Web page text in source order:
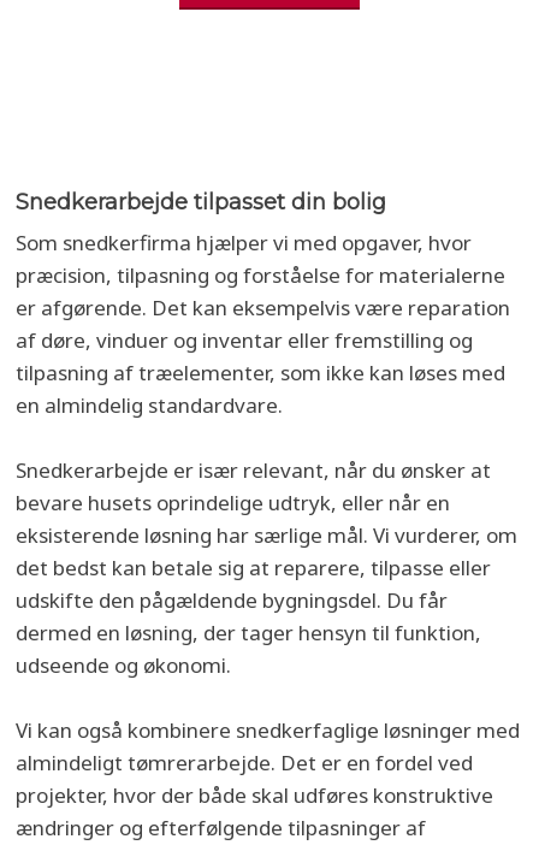
Snedkerarbejde tilpasset din bolig
Som snedkerfirma hjælper vi med opgaver, hvor
præcision, tilpasning og forståelse for materialerne
er afgørende. Det kan eksempelvis være reparation
af døre, vinduer og inventar eller fremstilling og
tilpasning af træelementer, som ikke kan løses med
en almindelig standardvare.
Snedkerarbejde er især relevant, når du ønsker at
bevare husets oprindelige udtryk, eller når en
eksisterende løsning har særlige mål. Vi vurderer, om
det bedst kan betale sig at reparere, tilpasse eller
udskifte den pågældende bygningsdel. Du får
dermed en løsning, der tager hensyn til funktion,
udseende og økonomi.
Vi kan også kombinere snedkerfaglige løsninger med
almindeligt tømrerarbejde. Det er en fordel ved
projekter, hvor der både skal udføres konstruktive
ændringer og efterfølgende tilpasninger af